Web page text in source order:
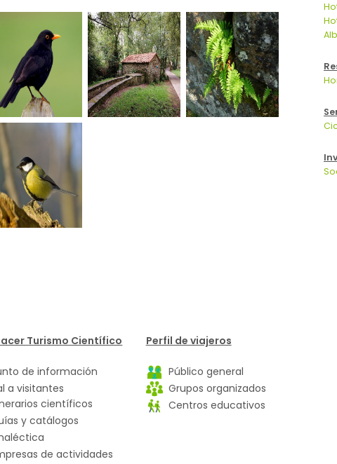
Turismo Científico
de información
a visitantes
científicos
y catálogos
de actividades
Perfil de viajeros
Público general
Grupos organizados
Centros educativos